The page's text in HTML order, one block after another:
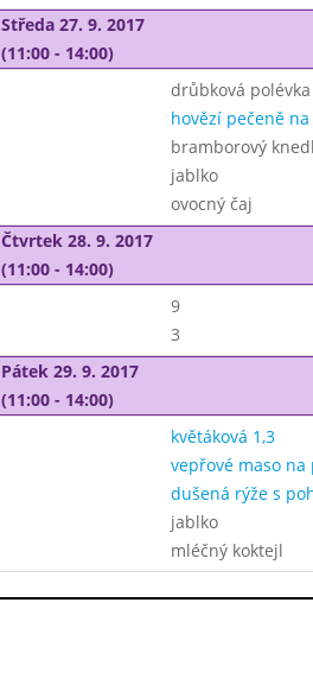
Středa 27. 9. 2017
(11:00 - 14:00)
drůbková polévka
hovězí pečeně
bramborový
jablko
ovocný čaj
Čtvrtek 28. 9. 2017
(11:00 - 14:00)
9
3
Pátek 29. 9. 2017
(11:00 - 14:00)
květáková 1,3
vepřové maso na
dušená rýže s
jablko
mléčný koktejl